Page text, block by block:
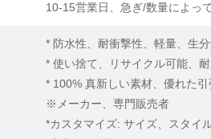
10-15営業日、急ぎ/数量によっ
* 防水性、耐衝撃性、軽量、生
* 使い捨て、リサイクル可能、
* 100% 真新しい素材、優れた
※メーカー、専門販売者
*カスタマイズ: サイズ、スタイ